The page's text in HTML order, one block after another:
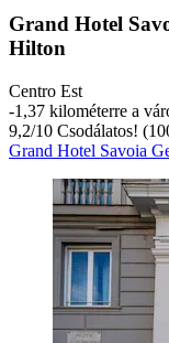
Grand Hotel
Hilton
Centro Est
‐1,37 kilométerre a
9,2/10 Csodálatos!
Grand Hotel Savoia